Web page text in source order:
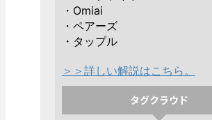
・Omiai
・ペアーズ
・タップル
＞＞詳しい解説はこちら。
タグクラウド